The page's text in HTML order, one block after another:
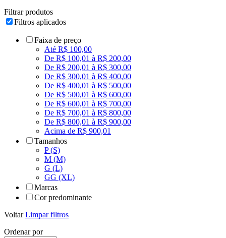
Filtrar produtos
Filtros aplicados
Faixa de preço
Até R$ 100,00
De R$ 100,01 à R$ 200,00
De R$ 200,01 à R$ 300,00
De R$ 300,01 à R$ 400,00
De R$ 400,01 à R$ 500,00
De R$ 500,01 à R$ 600,00
De R$ 600,01 à R$ 700,00
De R$ 700,01 à R$ 800,00
De R$ 800,01 à R$ 900,00
Acima de R$ 900,01
Tamanhos
P (S)
M (M)
G (L)
GG (XL)
Marcas
Cor predominante
Voltar Limpar filtros
Ordenar por